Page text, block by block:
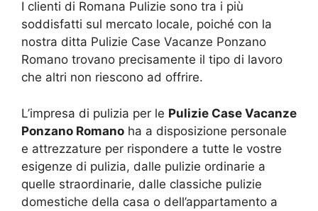
I clienti di Romana Pulizie sono tra i più
soddisfatti sul mercato locale, poiché con la
nostra ditta Pulizie Case Vacanze Ponzano
Romano trovano precisamente il tipo di lavoro
che altri non riescono ad offrire.
L’impresa di pulizia per le Pulizie Case Vacanze
Ponzano Romano ha a disposizione personale
e attrezzature per rispondere a tutte le vostre
esigenze di pulizia, dalle pulizie ordinarie a
quelle straordinarie, dalle classiche pulizie
domestiche della casa o dell’appartamento a